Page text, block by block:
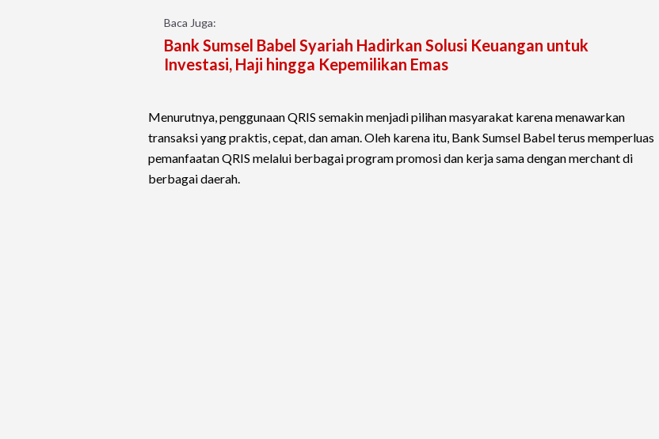
Baca Juga:
Bank Sumsel Babel Syariah Hadirkan Solusi Keuangan untuk
Investasi, Haji hingga Kepemilikan Emas
Menurutnya, penggunaan QRIS semakin menjadi pilihan masyarakat karena menawarkan
transaksi yang praktis, cepat, dan aman. Oleh karena itu, Bank Sumsel Babel terus memperluas
pemanfaatan QRIS melalui berbagai program promosi dan kerja sama dengan merchant di
berbagai daerah.